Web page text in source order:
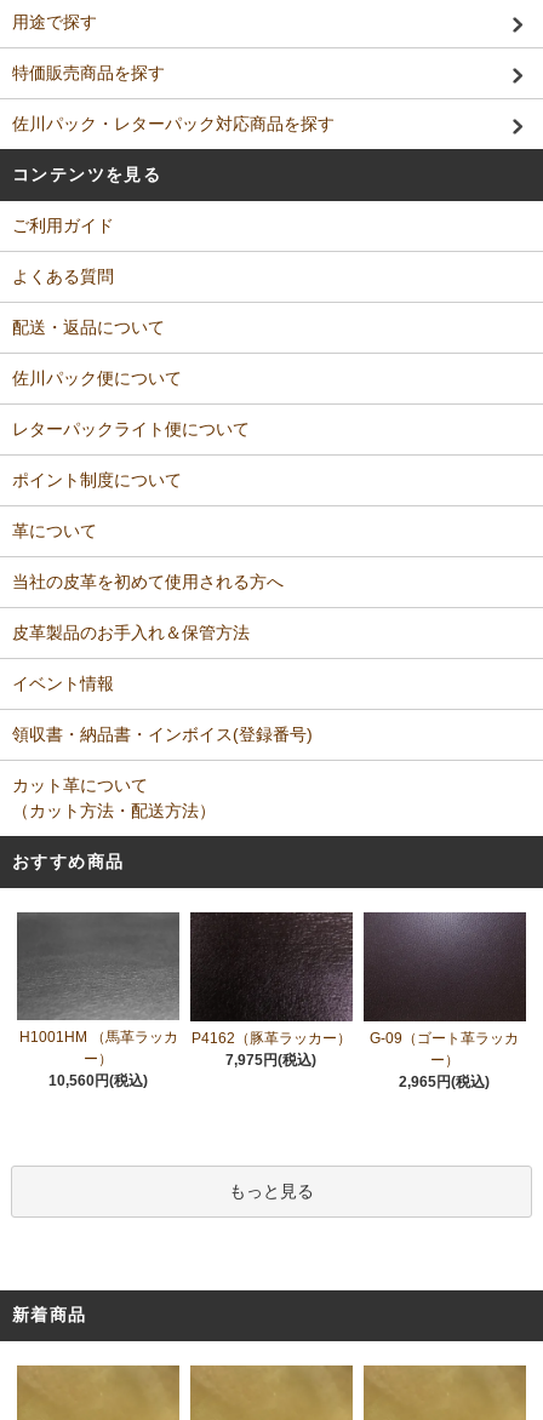
用途で探す
特価販売商品を探す
佐川パック・レターパック対応商品を探す
コンテンツを見る
ご利用ガイド
よくある質問
配送・返品について
佐川パック便について
レターパックライト便について
ポイント制度について
革について
当社の皮革を初めて使用される方へ
皮革製品のお手入れ＆保管方法
イベント情報
領収書・納品書・インボイス(登録番号)
カット革について
（カット方法・配送方法）
おすすめ商品
H1001HM （馬革ラッカ
ー）
10,560円(税込)
P4162（豚革ラッカー）
7,975円(税込)
G-09（ゴート革ラッカ
ー）
2,965円(税込)
もっと見る
新着商品